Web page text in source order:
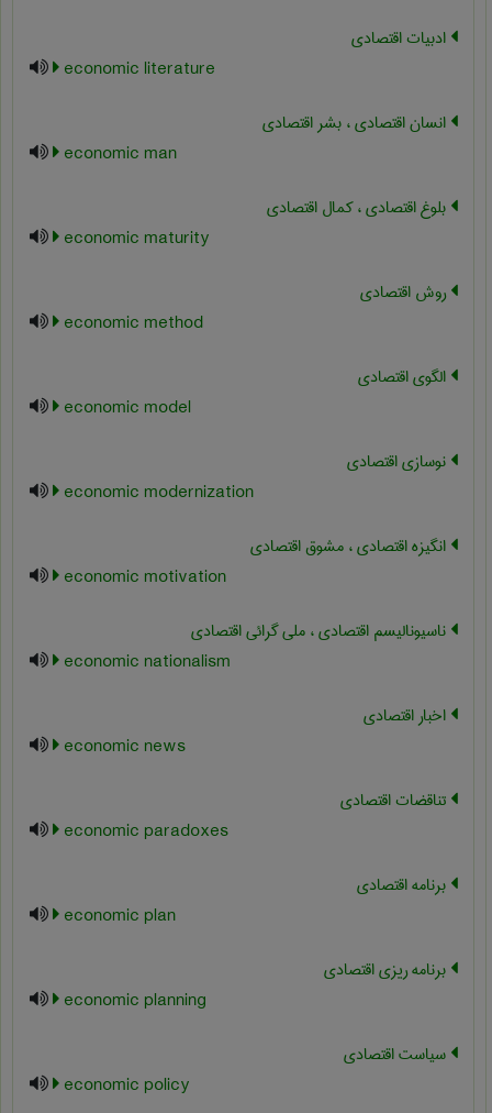
ادبیات اقتصادی
economic literature
انسان اقتصادی ، بشر اقتصادی
economic man
بلوغ اقتصادی ، کمال اقتصادی
economic maturity
روش اقتصادی
economic method
الگوی اقتصادی
economic model
نوسازی اقتصادی
economic modernization
انگیزه اقتصادی ، مشوق اقتصادی
economic motivation
ناسیونالیسم اقتصادی ، ملی گرائی اقتصادی
economic nationalism
اخبار اقتصادی
economic news
تناقضات اقتصادی
economic paradoxes
برنامه اقتصادی
economic plan
برنامه ریزی اقتصادی
economic planning
سیاست اقتصادی
economic policy